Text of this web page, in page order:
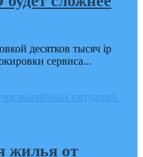
десятков тысяч ip
сервиса...
жилья от